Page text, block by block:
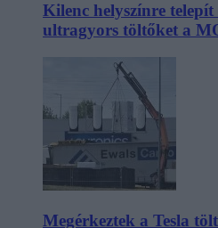
Kilenc helyszínre
ultragyors töltőket a
Megérkeztek a Tesla